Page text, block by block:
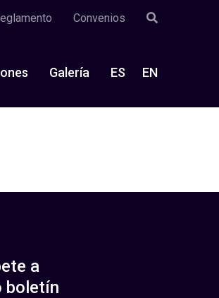
Convenios
Galería ES EN
a
boletín